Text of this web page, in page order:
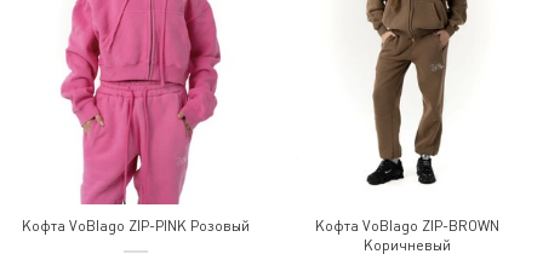
Кофта VoBlago ZIP-PINK Розовый
Кофта VoBlago ZIP-BROWN
Коричневый